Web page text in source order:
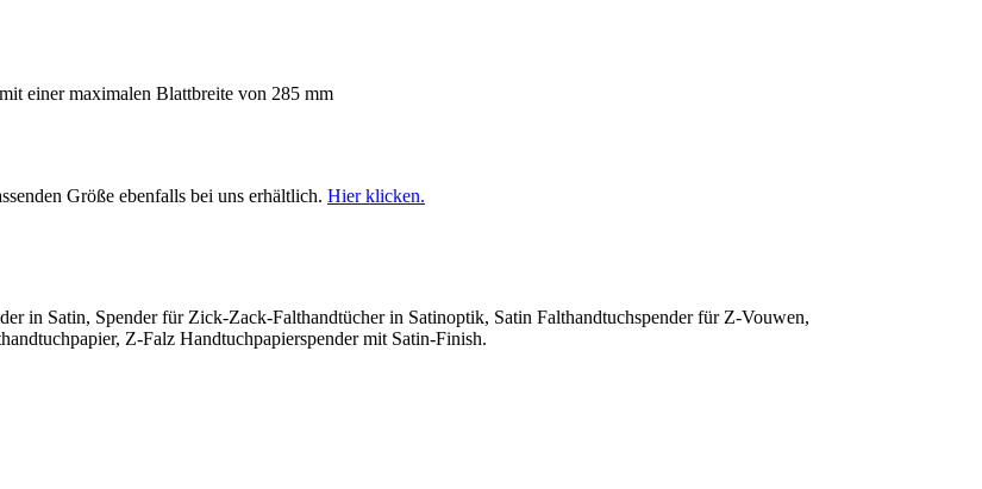
einer maximalen Blattbreite von 285 mm
Größe ebenfalls bei uns erhältlich. Hier klicken.
in Satin, Spender für Zick-Zack-Falthandtücher in Satinoptik, Satin Falthandtuchspender für Z-Vouwen,
Z-Falz Handtuchpapierspender mit Satin-Finish.